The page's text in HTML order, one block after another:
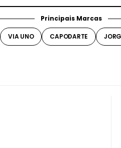
Principais Marcas
VIA UNO CAPODARTE